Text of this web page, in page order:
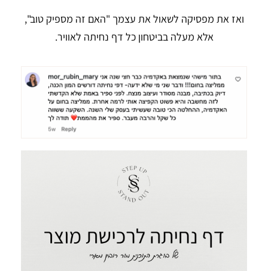
ואז את מפסיקה לשאול את עצמך "האם זה מספיק טוב",
אלא מעלה בביטחון כל דף נחיתה לאוויר.